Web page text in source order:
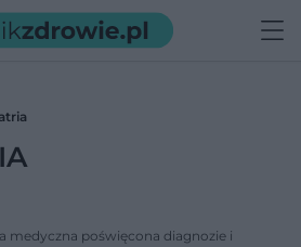
medyczna poświęcona diagnozie i